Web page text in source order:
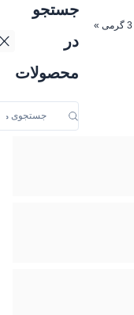
جستجو
در
محصولات
»